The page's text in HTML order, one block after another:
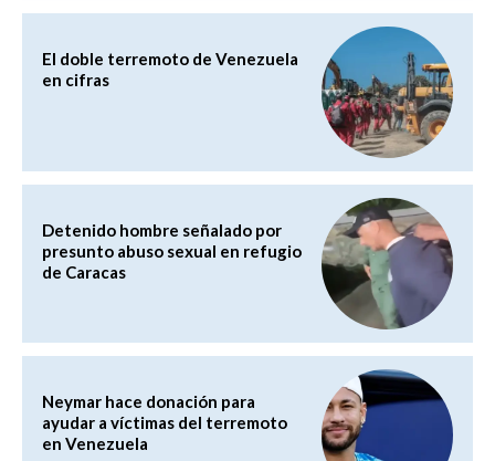
El doble terremoto de Venezuela
en cifras
Detenido hombre señalado por
presunto abuso sexual en refugio
de Caracas
Neymar hace donación para
ayudar a víctimas del terremoto
en Venezuela